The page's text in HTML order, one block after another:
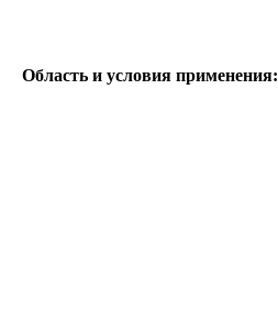
Область и условия применения: